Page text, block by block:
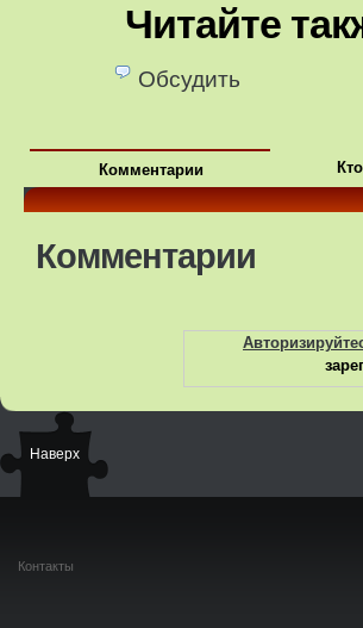
Читайте
Обсудить
Комментарии
Комментарии
Наверх
Контакты